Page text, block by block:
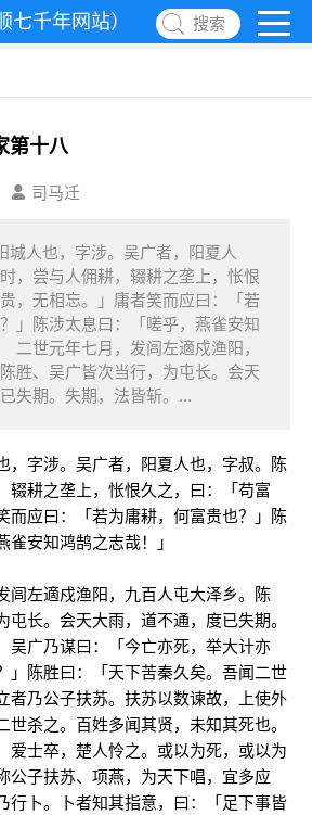
七千年网站） 搜索
第十八
司马迁
人也，字涉。吴广者，阳夏人
，尝与人佣耕，辍耕之垄上，怅恨
，无相忘。」庸者笑而应曰：「若
」陈涉太息曰：「嗟乎，燕雀安知
世元年七月，发闾左適戍渔阳，
胜、吴广皆次当行，为屯长。会天
失期。失期，法皆斩。...
字涉。吴广者，阳夏人也，字叔。陈
辍耕之垄上，怅恨久之，曰：「苟富
而应曰：「若为庸耕，何富贵也？」陈
安知鸿鹄之志哉！」
左適戍渔阳，九百人屯大泽乡。陈
屯长。会天大雨，道不通，度已失期。
吴广乃谋曰：「今亡亦死，举大计亦
」陈胜曰：「天下苦秦久矣。吾闻二世
者乃公子扶苏。扶苏以数谏故，上使外
世杀之。百姓多闻其贤，未知其死也。
爱士卒，楚人怜之。或以为死，或以为
公子扶苏、项燕，为天下唱，宜多应
行卜。卜者知其指意，曰：「足下事皆